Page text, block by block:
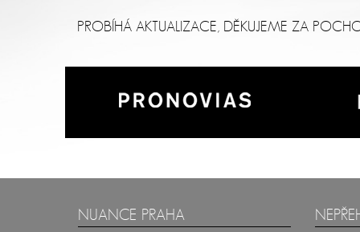
PROBÍHÁ AKTUALIZACE, DĚKUJEME ZA
NUANCE PRAHA